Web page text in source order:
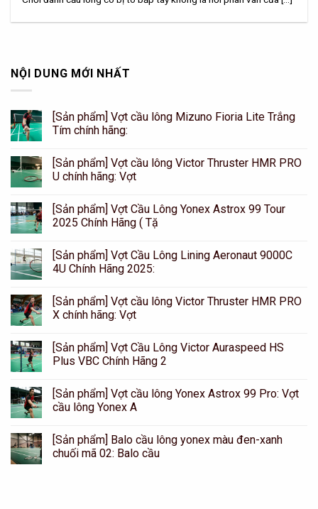
NỘI DUNG MỚI NHẤT
[Sản phẩm] Vợt cầu lông Mizuno Fioria Lite Trắng
Tím chính hãng:
[Sản phẩm] Vợt cầu lông Victor Thruster HMR PRO
U chính hãng: Vợt
[Sản phẩm] Vợt Cầu Lông Yonex Astrox 99 Tour
2025 Chính Hãng ( Tặ
[Sản phẩm] Vợt Cầu Lông Lining Aeronaut 9000C
4U Chính Hãng 2025:
[Sản phẩm] Vợt cầu lông Victor Thruster HMR PRO
X chính hãng: Vợt
[Sản phẩm] Vợt Cầu Lông Victor Auraspeed HS
Plus VBC Chính Hãng 2
[Sản phẩm] Vợt cầu lông Yonex Astrox 99 Pro: Vợt
cầu lông Yonex A
[Sản phẩm] Balo cầu lông yonex màu đen-xanh
chuối mã 02: Balo cầu